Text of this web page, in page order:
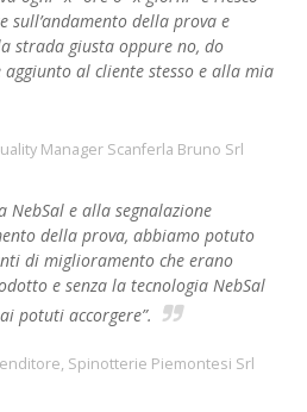
sull’andamento della prova e
strada giusta oppure no, do
al cliente stesso e alla mia
Manager Scanferla Bruno Srl
NebSal e alla segnalazione
della prova, abbiamo potuto
di miglioramento che erano
e senza la tecnologia NebSal
potuti accorgere”.
Spinotterie Piemontesi Srl